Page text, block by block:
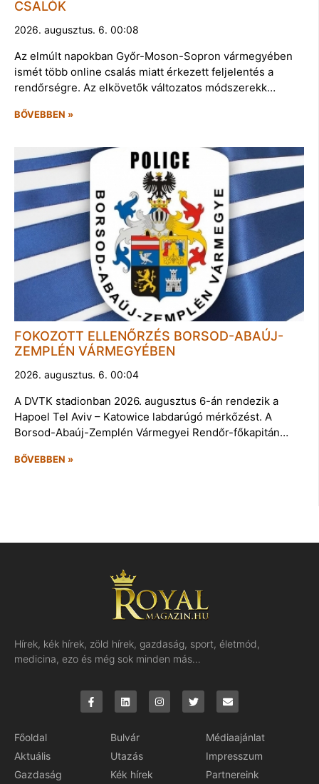
CSALÓK
2026. augusztus. 6. 00:08
Az elmúlt napokban Győr-Moson-Sopron vármegyében
ismét több online csalás miatt érkezett feljelentés a
rendőrségre. Az elkövetők változatos módszerekk…
BŐVEBBEN »
FOKOZOTT ELLENŐRZÉS BORSOD-ABAÚJ-
ZEMPLÉN VÁRMEGYÉBEN
2026. augusztus. 6. 00:04
A DVTK stadionban 2026. augusztus 6-án rendezik a
Hapoel Tel Aviv – Katowice labdarúgó mérkőzést. A
Borsod-Abaúj-Zemplén Vármegyei Rendőr-főkapitán…
BŐVEBBEN »
Hírek, kék hírek, zöld hírek, gazdaság, sport, életmód,
medicina, ezo és még sok minden más…
Főoldal
Aktuális
Gazdaság
Bulvár
Utazás
Kék hírek
Médiaajánlat
Impresszum
Partnereink